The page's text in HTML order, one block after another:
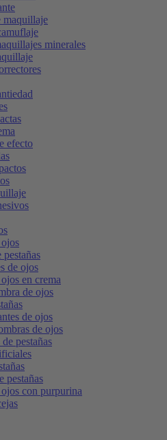
maquillaje
minerales
efecto
pestañas
de ojos
en crema
de ojos
de ojos
de ojos
pestañas
pestañas
con purpurina